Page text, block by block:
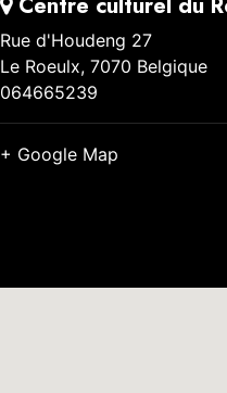
Rue d'Houdeng 27
Le Roeulx, 7070 Belgique
064665239
+ Google Map